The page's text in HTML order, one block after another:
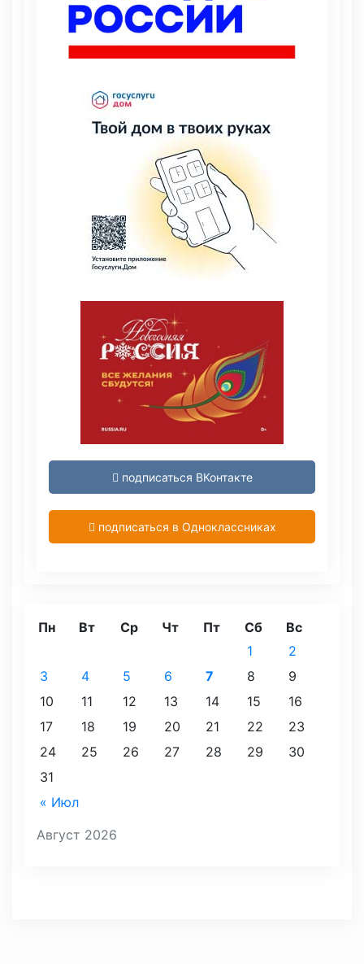
подписаться ВКонтакте
подписаться в Одноклассниках
Август 2026
Пн Вт Ср Чт Пт Сб Вс
« Июл
1
2
3
4 5 6 7 8
9
10
11 12 13 14 15
16
17
18 19 20 21 22
23
24
25 26 27 28 29
30
31